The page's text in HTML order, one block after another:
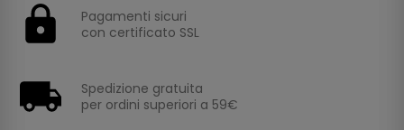
Pagamenti sicuri
con certificato SSL
Spedizione gratuita
per ordini superiori a 59€